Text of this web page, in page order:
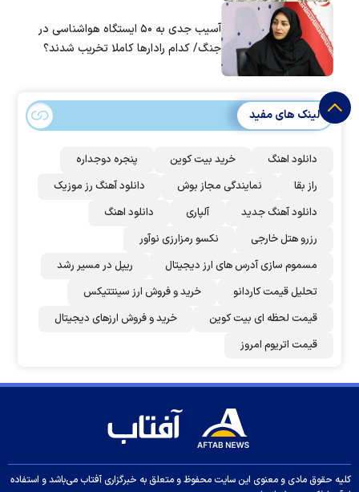
آسیب جدی به ۵۰ ایستگاه هواشناسی در
جنگ/ کدام رادار‌ها کاملا تخریب شدند؟
لینک های مفید
دانلود اهنگ خرید بیت کوین
پنجره دوجداره
راز بقا
نمایندگی مجاز بوش
دانلود آهنگ رز‌ موزیک
دانلود آهنگ جدید
آلپاری
دانلود اهنگ
رزرو هتل خارجی
نکسو رمزارزی نوآور
مسموم سازی آدرس های ارز دیجیتال
ریپل در مسیر رشد
تحلیل قیمت کاردانو
خرید و فروش ارز سینتتیکس
قیمت لحظه ای بیت کوین
خرید و فروش ارزهای دیجیتال
قیمت اتریوم امروز
کلیه حقوق مادی و معنوی این سایت محفوظ و متعلق به خبرگزاری آفتاب می‌باشد و استفاده